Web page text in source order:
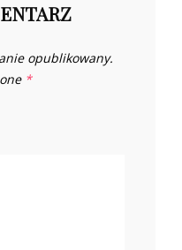
opublikowany.
*